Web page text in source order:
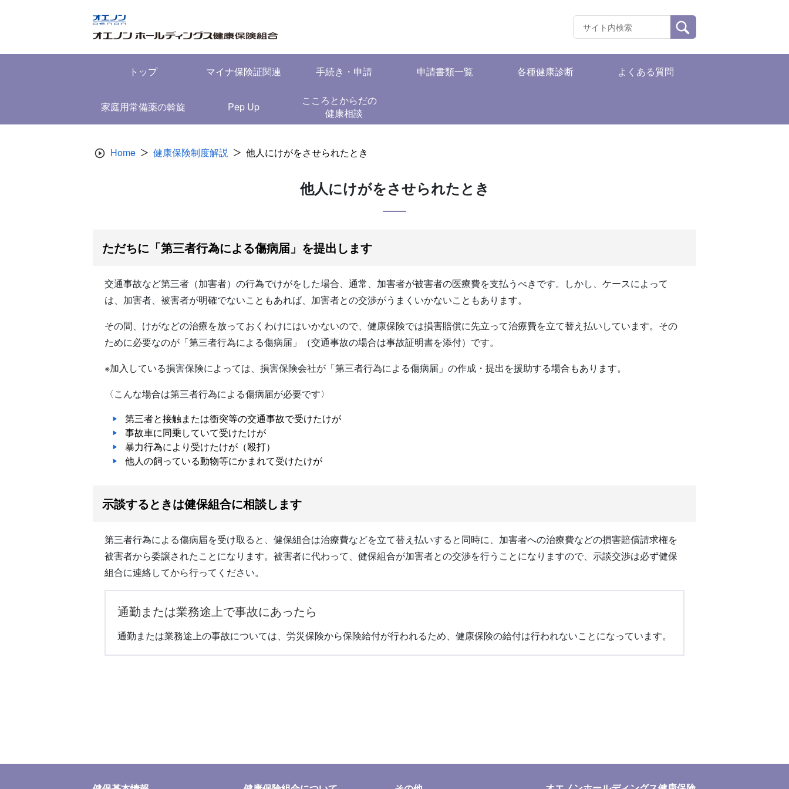
トップ マイナ保険証関連 手続き・申請 申請書類一覧 各種健康診断 よくある質問
家庭用常備薬の斡旋 Pep Up
こころとからだの
健康相談
Home 健康保険制度解説 他人にけがをさせられたとき
他人にけがをさせられたとき
ただちに「第三者行為による傷病届」を提出します
交通事故など第三者（加害者）の行為でけがをした場合、通常、加害者が被害者の医療費を支払うべきです。しかし、ケースによって
は、加害者、被害者が明確でないこともあれば、加害者との交渉がうまくいかないこともあります。
その間、けがなどの治療を放っておくわけにはいかないので、健康保険では損害賠償に先立って治療費を立て替え払いしています。その
ために必要なのが「第三者行為による傷病届」（交通事故の場合は事故証明書を添付）です。
※加入している損害保険によっては、損害保険会社が「第三者行為による傷病届」の作成・提出を援助する場合もあります。
〈こんな場合は第三者行為による傷病届が必要です〉
第三者と接触または衝突等の交通事故で受けたけが
事故車に同乗していて受けたけが
暴力行為により受けたけが（殴打）
他人の飼っている動物等にかまれて受けたけが
示談するときは健保組合に相談します
第三者行為による傷病届を受け取ると、健保組合は治療費などを立て替え払いすると同時に、加害者への治療費などの損害賠償請求権を
被害者から委譲されたことになります。被害者に代わって、健保組合が加害者との交渉を行うことになりますので、示談交渉は必ず健保
組合に連絡してから行ってください。
通勤または業務途上で事故にあったら
通勤または業務途上の事故については、労災保険から保険給付が行われるため、健康保険の給付は行われないことになっています。